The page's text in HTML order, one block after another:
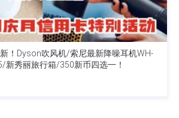
！Dyson吹风机/索尼最新降噪耳机WH-
新秀丽旅行箱/350新币四选一！